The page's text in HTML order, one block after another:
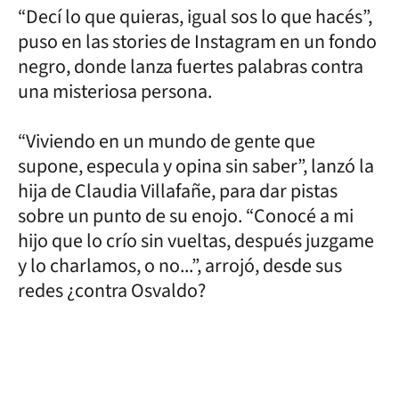
“Decí lo que quieras, igual sos lo que hacés”,
puso en las stories de Instagram en un fondo
negro, donde lanza fuertes palabras contra
una misteriosa persona.
“Viviendo en un mundo de gente que
supone, especula y opina sin saber”, lanzó la
hija de Claudia Villafañe, para dar pistas
sobre un punto de su enojo. “Conocé a mi
hijo que lo crío sin vueltas, después juzgame
y lo charlamos, o no...”, arrojó, desde sus
redes ¿contra Osvaldo?